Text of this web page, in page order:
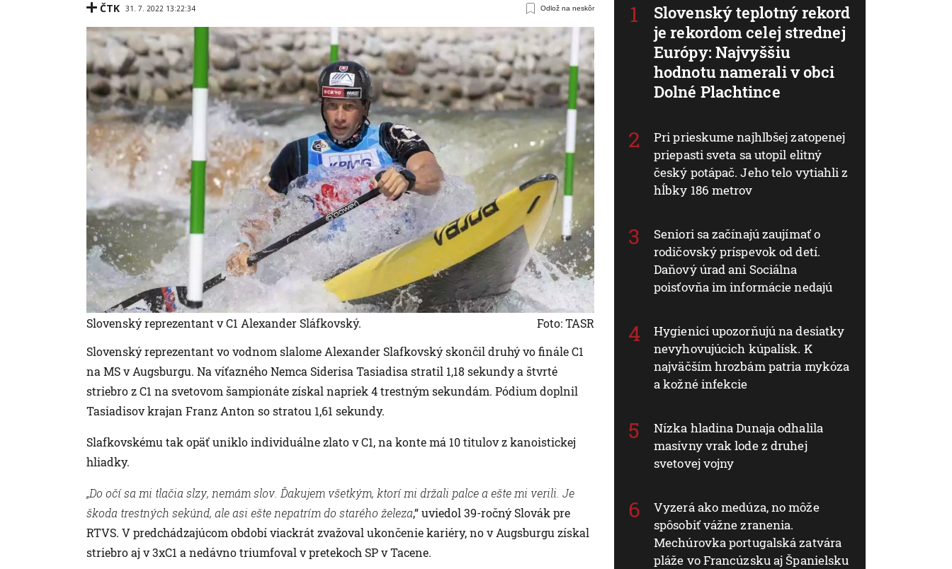
ČTK 31. 7. 2022 13:22:34 Odlož na neskôr
Slovenský reprezentant v C1 Alexander Sláfkovský.
Foto: TASR
Slovenský reprezentant vo vodnom slalome Alexander Slafkovský skončil druhý vo finále C1
na MS v Augsburgu. Na víťazného Nemca Siderisa Tasiadisa stratil 1,18 sekundy a štvrté
striebro z C1 na svetovom šampionáte získal napriek 4 trestným sekundám. Pódium doplnil
Tasiadisov krajan Franz Anton so stratou 1,61 sekundy.
Slafkovskému tak opäť uniklo individuálne zlato v C1, na konte má 10 titulov z kanoistickej
hliadky.
„Do očí sa mi tlačia slzy, nemám slov. Ďakujem všetkým, ktorí mi držali palce a ešte mi verili. Je
škoda trestných sekúnd, ale asi ešte nepatrím do starého železa,“ uviedol 39-ročný Slovák pre
RTVS. V predchádzajúcom období viackrát zvažoval ukončenie kariéry, no v Augsburgu získal
striebro aj v 3xC1 a nedávno triumfoval v pretekoch SP v Tacene.
Slovenský teplotný rekord
je rekordom celej strednej
Európy: Najvyššiu
hodnotu namerali v obci
Dolné Plachtince
Pri prieskume najhlbšej zatopenej
priepasti sveta sa utopil elitný
český potápač. Jeho telo vytiahli z
hĺbky 186 metrov
Seniori sa začínajú zaujímať o
rodičovský príspevok od detí.
Daňový úrad ani Sociálna
poisťovňa im informácie nedajú
Hygienici upozorňujú na desiatky
nevyhovujúcich kúpalísk. K
najväčším hrozbám patria mykóza
a kožné infekcie
Nízka hladina Dunaja odhalila
masívny vrak lode z druhej
svetovej vojny
Vyzerá ako medúza, no môže
spôsobiť vážne zranenia.
Mechúrovka portugalská zatvára
pláže vo Francúzsku aj Španielsku